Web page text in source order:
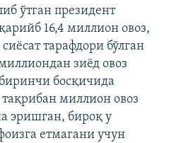
ўтган президент
16,4 миллион овоз,
тарафдори бўлган
зиёд овоз
босқичида
миллион овоз
эришган, бироқ у
етмагани учун